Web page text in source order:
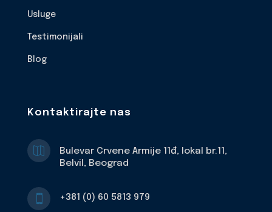
Usluge
Testimonijali
Blog
Kontaktirajte nas

Bulevar Crvene Armije 11đ, lokal br.11,
Belvil, Beograd
 +381 (0) 60 5813 979